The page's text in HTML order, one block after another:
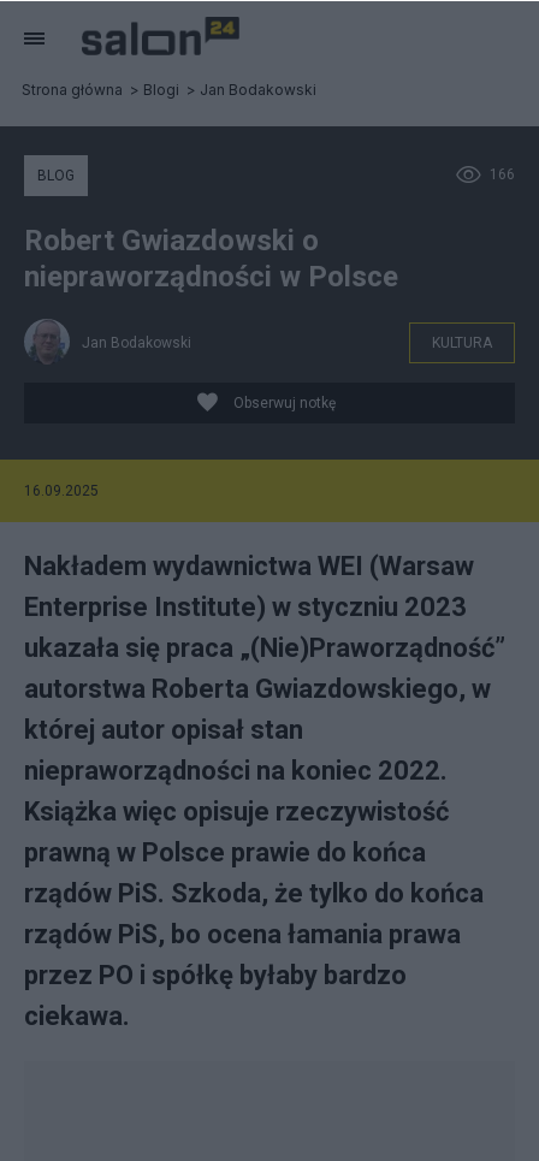
Strona główna Blogi Jan Bodakowski
166
BLOG
Robert Gwiazdowski o
niepraworządności w Polsce
Jan Bodakowski KULTURA
Obserwuj notkę
16.09.2025
Nakładem wydawnictwa WEI (Warsaw
Enterprise Institute) w styczniu 2023
ukazała się praca „(Nie)Praworządność”
autorstwa Roberta Gwiazdowskiego, w
której autor opisał stan
niepraworządności na koniec 2022.
Książka więc opisuje rzeczywistość
prawną w Polsce prawie do końca
rządów PiS. Szkoda, że tylko do końca
rządów PiS, bo ocena łamania prawa
przez PO i spółkę byłaby bardzo
ciekawa.